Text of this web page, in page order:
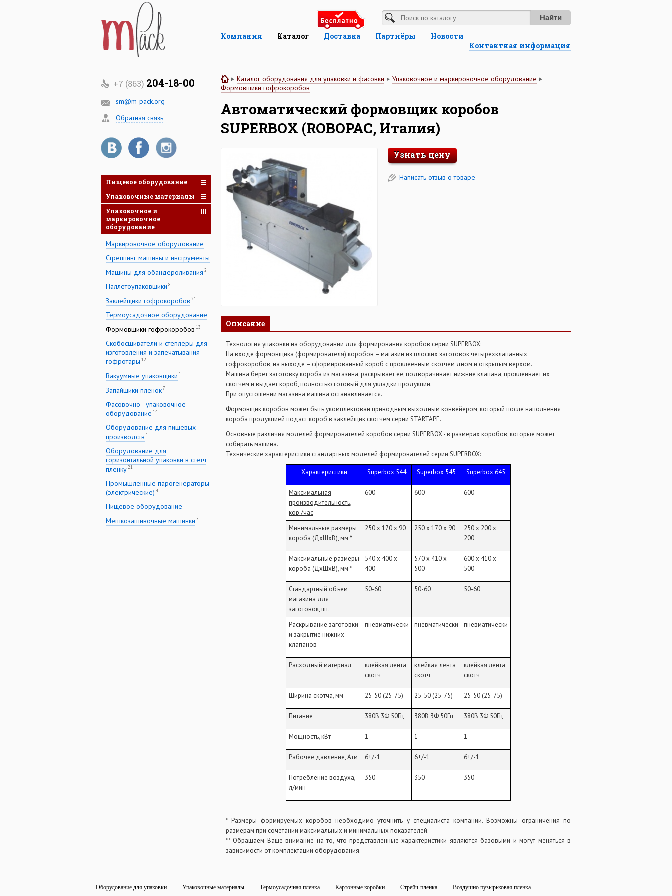
Компания Каталог Доставка Партнёры
Новости
Контактная информация
Найти
+7 (863) 204-18-00
sm@m-pack.org
Обратная связь
Пищевое оборудование
Упаковочные материалы
Упаковочное и
маркировочное
оборудование
Маркировочное оборудование
Стреппинг машины и инструменты
Машины для обандероливания 2
Паллетоупаковщики 8
Заклейщики гофрокоробов 21
Термоусадочное оборудование
Формовщики гофрокоробов 13
Скобосшиватели и степлеры для
изготовления и запечатывания
гофротары 12
Вакуумные упаковщики 1
Запайщики пленок7
Фасовочно - упаковочное
оборудование 14
Оборудование для пищевых
производств 1
Оборудование для
горизонтальной упаковки в стетч
пленку21
Промышленные парогенераторы
(электрические) 4
Пищевое оборудование
Мешкозашивочные машинки 5
Каталог оборудования для упаковки и фасовки
Упаковочное и маркировочное оборудование
Формовщики гофрокоробов
Автоматический формовщик коробов
SUPERBOX (ROBOPAC, Италия)
Узнать цену
Написать отзыв о товаре
Описание
Технология упаковки на оборудовании для формирования коробов серии SUPERBOX:
На входе формовщика (формирователя) коробов – магазин из плоских заготовок четырехклапанных
гофрокоробов, на выходе – сформированный короб с проклеенным скотчем дном и открытым верхом.
Машина берет заготовку короба из магазина, раскрывает ее, подворачивает нижние клапана, проклеивает их
скотчем и выдает короб, полностью готовый для укладки продукции.
При опустошении магазина машина останавливается.
Формовщик коробов может быть укомплектован приводным выходным конвейером, который после наполнения
короба продукцией подаст короб в заклейщик скотчем серии STARTAPE.
Основные различия моделей формирователей коробов серии SUPERBOX - в размерах коробов, которые может
собирать машина.
Технические характеристики стандартных моделей формирователей серии SUPERBOX:
Характеристики Superbox 544 Superbox 545 Superbox 645
Максимальная
производительность,
кор./час
600 600 600
Минимальные размеры
короба (ДxШxВ), мм *
250 x 170 x 90 250 х 170 х 90
250 х 200 х
200
Максимальные размеры
короба (ДxШxВ), мм *
540 x 400 x
400
570 х 410 х
500
600 х 410 х
500
Стандартный объем
магазина для
заготовок, шт.
50-60 50-60 50-60
Раскрывание заготовки
и закрытие нижних
клапанов
пневматически пневматически пневматически
Расходный материал
клейкая лента
скотч
клейкая лента
скотч
клейкая лента
скотч
Ширина скотча, мм 25-50 (25-75) 25-50 (25-75) 25-50 (25-75)
Питание 380В 3Ф 50Гц 380В 3Ф 50Гц 380В 3Ф 50Гц
Мощность, кВт 1 1 1
Рабочее давление, Атм 6+/-1 6+/-1 6+/-1
Потребление воздуха,
л/мин
350 350 350
* Размеры формируемых коробов необходимо уточнить у специалиста компании. Возможны ограничения по
размерам при сочетании максимальных и минимальных показателей.
** Обращаем Ваше внимание на то, что представленные характеристики являются базовыми и могут меняться в
зависимости от комплектации оборудования.
Оборудование для упаковки Упаковочные материалы Термоусадочная пленка Картонные коробки Стрейч-пленка Воздушно пузырьковая пленка